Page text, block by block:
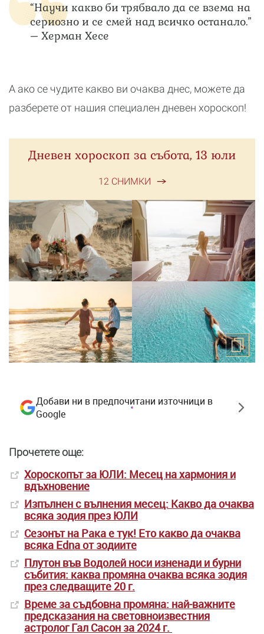
“Научи какво би трябвало да се взема на
сериозно и се смей над всичко останало.”
– Херман Хесе
А ако се чудите какво ви очаква днес, можете да
разберете от нашия специален дневен хороскоп!
Дневен хороскоп за събота, 13 юли
12 СНИМКИ
Добави ни в предпочитани източници в
Google
Прочетете още:
Хороскопът за ЮЛИ: Месец на хармония и
вдъхновение
Изпълнен с вълнения месец: Какво да очаква
всяка зодия през ЮЛИ
Сезонът на Рака е тук! Ето какво да очаква
всяка Edna от зодиите
Плутон във Водолей носи изненади и бурни
събития: каква промяна очаква всяка зодия
през следващите 20 г.
Време за съдбовна промяна: най-важните
предсказания на световноизвестния
астролог Гал Сасон за 2024 г.